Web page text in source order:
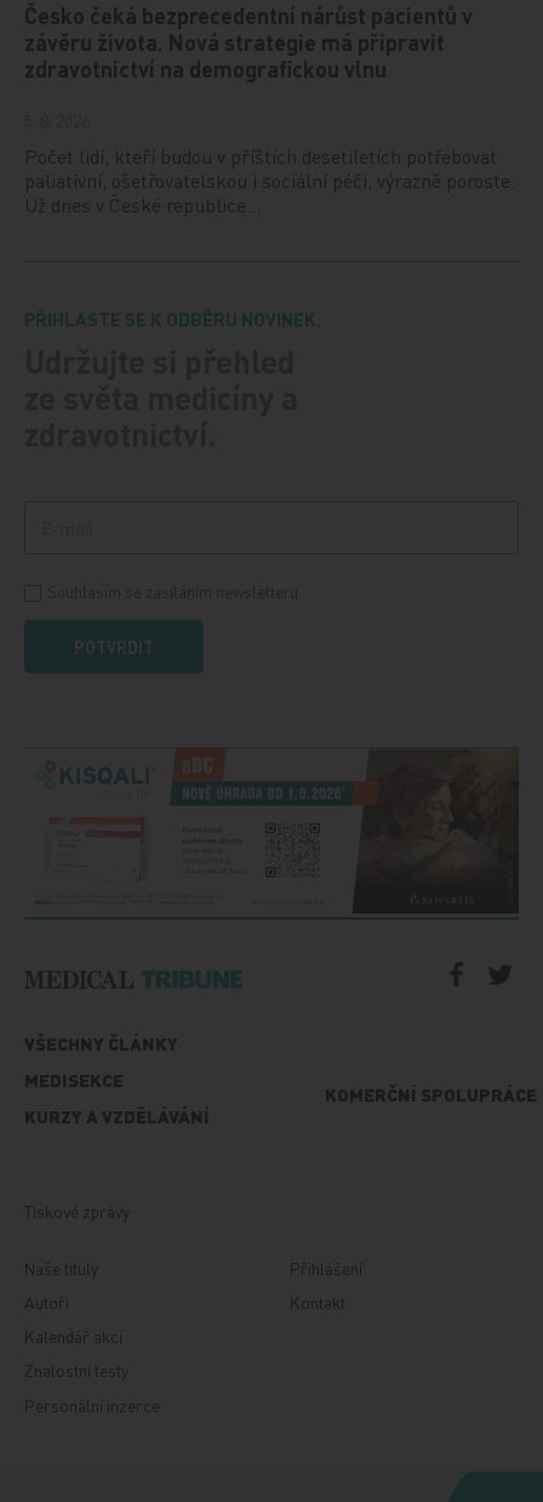
Česko čeká bezprecedentní nárůst pacientů v
závěru života. Nová strategie má připravit
zdravotnictví na demografickou vlnu
Počet lidí, kteří budou v příštích desetiletích potřebovat
paliativní, ošetřovatelskou i sociální péči, výrazně poroste.
Už dnes v České republice…
PŘIHLASTE SE K ODBĚRU NOVINEK.
POTVRDIT
VŠECHNY ČLÁNKY
MEDISEKCE
KURZY A VZDĚLÁVÁNÍ
KOMERČNÍ SPOLUPRÁCE
Tiskové zprávy
Naše tituly
Autoři
Kalendář akcí
Znalostní testy
Personální inzerce
Přihlášení
Kontakt